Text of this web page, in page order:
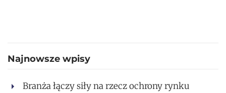
Najnowsze wpisy
Branża łączy siły na rzecz ochrony rynku